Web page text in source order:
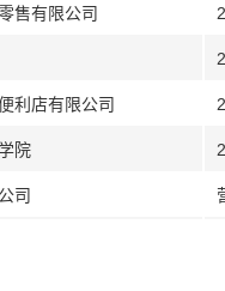
售有限公司
利店有限公司
院
司